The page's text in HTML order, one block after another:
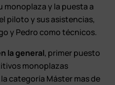
monoplaza y la puesta a
piloto y sus asistencias,
y Pedro como técnicos.
la general, primer puesto
monoplazas
categoría Máster mas de